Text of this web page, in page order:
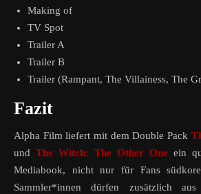
Making of
TV Spot
Trailer A
Trailer B
Trailer (Rampant, The Villainess, The
Fazit
Alpha Film liefert mit dem Double Pack
und The Witch: The Other One ein
Mediabook, nicht nur für Fans
Sammler*innen dürfen zusätzlich